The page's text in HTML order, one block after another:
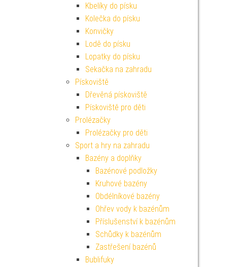
Kbelíky do písku
Kolečka do písku
Konvičky
Lodě do písku
Lopatky do písku
Sekačka na zahradu
Pískoviště
Dřevěná pískoviště
Pískoviště pro děti
Prolézačky
Prolézačky pro děti
Sport a hry na zahradu
Bazény a doplňky
Bazénové podložky
Kruhové bazény
Obdélníkové bazény
Ohřev vody k bazénům
Příslušenství k bazénům
Schůdky k bazénům
Zastřešení bazénů
Bublifuky